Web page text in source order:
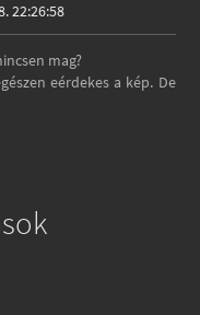
22:26:58
mag?
eérdekes a kép. De